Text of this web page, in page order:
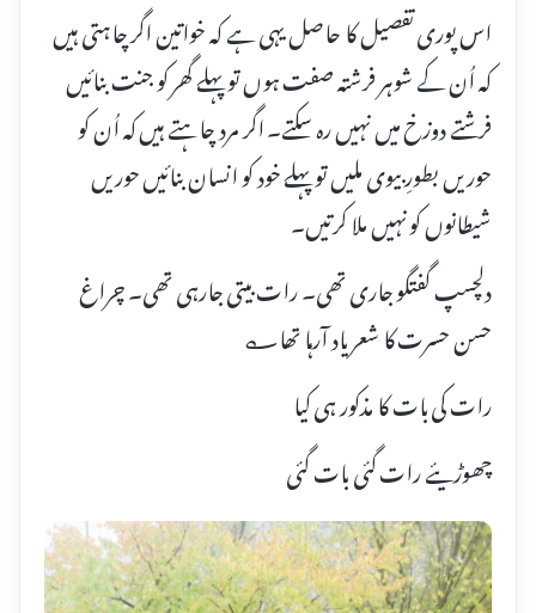
اس پوری تفصیل کا حاصل یہی ہے کہ خواتین اگر چاہتی ہیں
کہ اُن کے شوہر فرشتہ صفت ہوں تو پہلے گھر کو جنت بنائیں
فرشتے دوزخ میں نہیں رہ سکتے۔ اگر مرد چاہتے ہیں کہ اُن کو
حوریں بطورِ بیوی ملیں تو پہلے خود کو انسان بنائیں حوریں
شیطانوں کو نہیں ملا کرتیں۔
دلچسپ گفتگو جاری تھی۔ رات بیتی جارہی تھی۔ چراغ
حسن حسرت کا شعریاد آرہا تھا؎
رات کی بات کا مذکور ہی کیا
چھوڑیئے رات گئی بات گئی